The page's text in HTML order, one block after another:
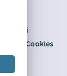
Nastaviť Cookies